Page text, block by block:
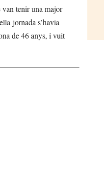
van tenir una major
jornada s’havia
de 46 anys, i vuit